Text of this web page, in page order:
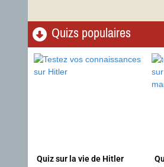
Quizs populaires
Quiz sur la vie de Hitler